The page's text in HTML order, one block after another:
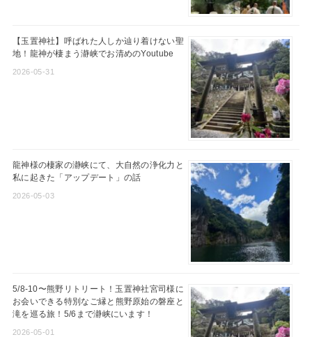
【玉置神社】呼ばれた人しか辿り着けない聖
地！龍神が棲まう瀞峡でお清めのYoutube
2026-05-31
龍神様の棲家の瀞峡にて、大自然の浄化力と
私に起きた「アップデート」の話
2026-05-03
5/8-10〜熊野リトリート！玉置神社宮司様に
お会いできる特別なご縁と熊野原始の磐座と
滝を巡る旅！5/6まで瀞峡にいます！
2026-05-01